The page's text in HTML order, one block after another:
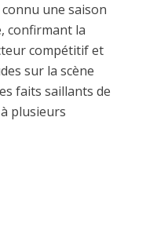
connu une saison
confirmant la
compétitif et
sur la scène
faits saillants de
plusieurs